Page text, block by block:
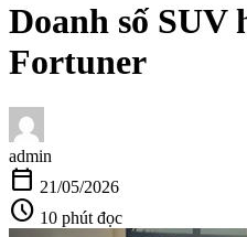
Doanh số SUV
Fortuner
admin
calendar_today 21/05/2026
schedule 10 phút đọc